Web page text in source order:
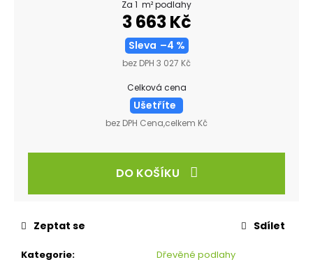
Za 1 m² podlahy
3 663 Kč
Sleva –4 %
bez DPH 3 027 Kč
Celková cena
Ušetříte
bez DPH Cena,celkem Kč
DO KOŠÍKU
Kategorie:
Dřevěné podlahy
Zeptat se Sdílet